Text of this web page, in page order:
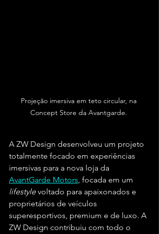
Projeção imersiva em teto circular, na
Concept Store da Avantgarde.
A ZW Design desenvolveu um projeto
totalmente focado em experiências
imersivas para a nova loja da
AvantGarde Motors, focada em um
lifestyle voltado para apaixonados e
proprietários de veículos
superesportivos, premium e de luxo. A
ZW Design contribuiu com todo o